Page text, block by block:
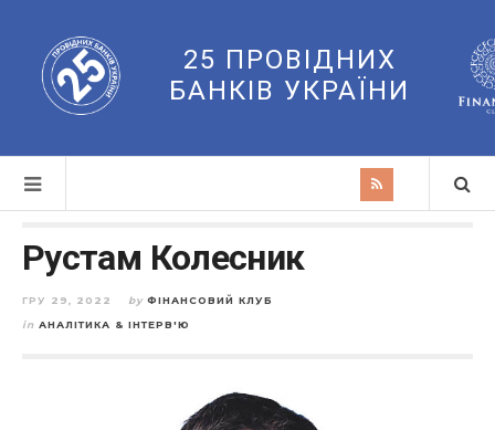
25 ПРОВІДНИХ
БАНКІВ УКРАЇНИ
Рустам Колесник
ГРУ 29, 2022 by ФІНАНСОВИЙ КЛУБ
in АНАЛІТИКА & ІНТЕРВ'Ю